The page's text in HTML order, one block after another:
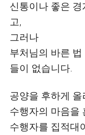
신통이나 좋은
고,
그러나
부처님의 바른
들이 없습니다.
공양을 후하게
수행자의 마음을
수행자를 집적대